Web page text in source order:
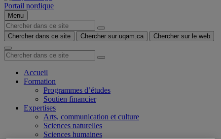
Portail nordique
Menu
Chercher dans ce site Chercher sur uqam.ca Chercher sur le web
Accueil
Formation
Programmes d’études
Soutien financier
Expertises
Arts, communication et culture
Sciences naturelles
Sciences humaines